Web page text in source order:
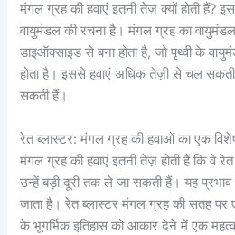
मंगल ग्रह की हवाएं इतनी तेज़ क्यों होती हैं?
वायुमंडल की रचना है। मंगल ग्रह का
डाइऑक्साइड से बना होता है, जो पृथ्वी के
होता है। इससे हवाएं अधिक तेज़ी से चल
सकती हैं।
रेत ब्लास्टर: मंगल ग्रह की हवाओं का एक
मंगल ग्रह की हवाएं इतनी तेज़ होती हैं कि वे
उन्हें बड़ी दूरी तक ले जा सकती हैं। यह
जाता है। रेत ब्लास्टर मंगल ग्रह की सतह
के भूगर्भिक इतिहास को आकार देने में एक